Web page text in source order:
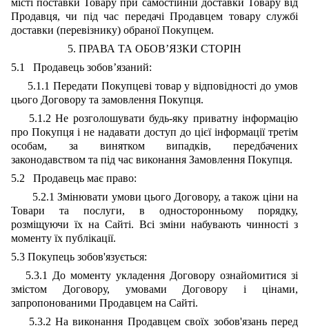
місті поставки Товару при самостійній доставки Товару від
Продавця, чи під час передачі Продавцем товару службі
доставки (перевізнику) обраної Покупцем.
5. ПРАВА ТА ОБОВ’ЯЗКИ СТОРІН
5.1 Продавець зобов’язаний:
5.1.1 Передати Покупцеві товар у відповідності до умов
цього Договору та замовлення Покупця.
5.1.2 Не розголошувати будь-яку приватну інформацію
про Покупця і не надавати доступ до цієї інформації третім
особам, за винятком випадків, передбачених
законодавством та під час виконання Замовлення Покупця.
5.2 Продавець має право:
5.2.1 Змінювати умови цього Договору, а також ціни на
Товари та послуги, в односторонньому порядку,
розміщуючи їх на Сайті. Всі зміни набувають чинності з
моменту їх публікації.
5.3 Покупець зобов'язується:
5.3.1 До моменту укладення Договору ознайомитися зі
змістом Договору, умовами Договору і цінами,
запропонованими Продавцем на Сайті.
5.3.2 На виконання Продавцем своїх зобов'язань перед